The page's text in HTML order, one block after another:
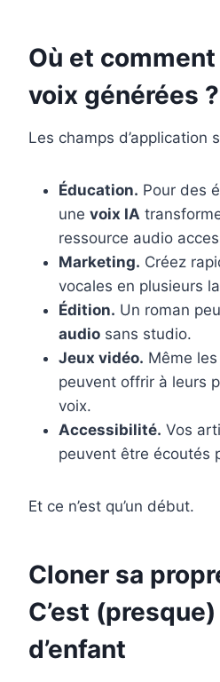
Où et
voix générées ?
Les champs d’application
Éducation. Pour des
une voix IA
ressource audio
Marketing. Créez
vocales en plusieurs
Édition. Un roman
audio sans studio.
Jeux vidéo. Même
peuvent offrir à leurs
voix.
Accessibilité. Vos
peuvent être écoutés
Et ce n’est qu’un début.
Cloner sa
C’est
d’enfant